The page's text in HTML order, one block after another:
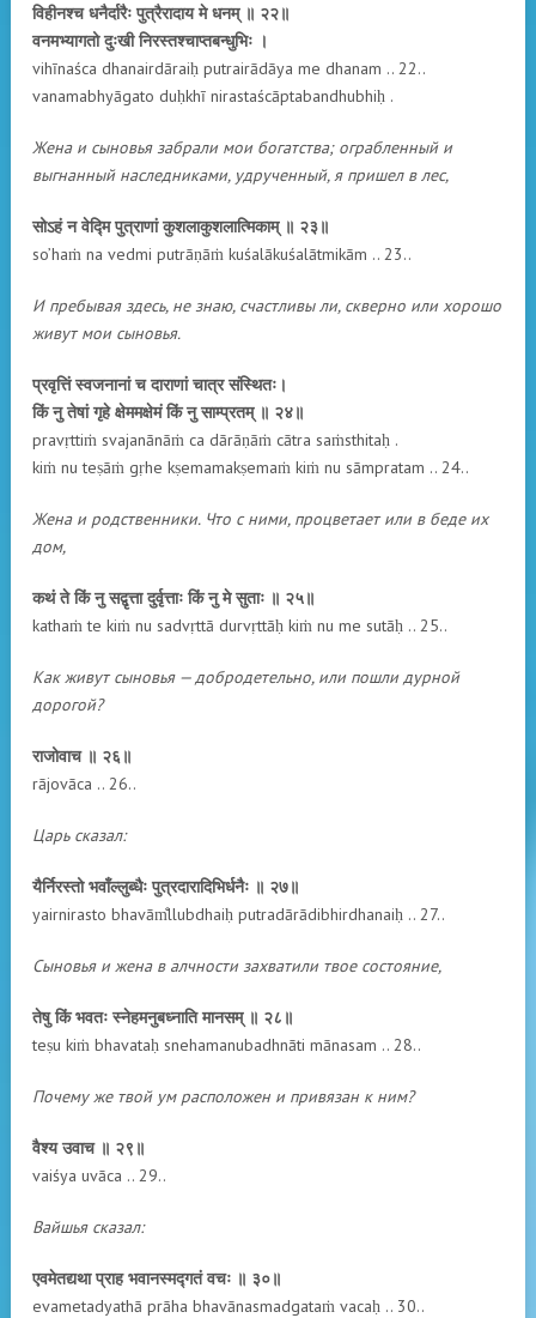
विहीनश्च धनैर्दारैः पुत्रैरादाय मे धनम् ॥ २२॥
वनमभ्यागतो दुःखी निरस्तश्चाप्तबन्धुभिः ।
vihīnaśca dhanairdāraiḥ putrairādāya me dhanam .. 22..
vanamabhyāgato duḥkhī nirastaścāptabandhubhiḥ .
Жена и сыновья забрали мои богатства; ограбленный и
выгнанный наследниками, удрученный, я пришел в лес,
सोऽहं न वेद्मि पुत्राणां कुशलाकुशलात्मिकाम् ॥ २३॥
so’haṁ na vedmi putrāṇāṁ kuśalākuśalātmikām .. 23..
И пребывая здесь, не знаю, счастливы ли, скверно или хорошо
живут мои сыновья.
प्रवृत्तिं स्वजनानां च दाराणां चात्र संस्थितः।
किं नु तेषां गृहे क्षेममक्षेमं किं नु साम्प्रतम् ॥ २४॥
pravṛttiṁ svajanānāṁ ca dārāṇāṁ cātra saṁsthitaḥ .
kiṁ nu teṣāṁ gṛhe kṣemamakṣemaṁ kiṁ nu sāmpratam .. 24..
Жена и родственники. Что с ними, процветает или в беде их
дом,
कथं ते किं नु सद्वृत्ता दुर्वृत्ताः किं नु मे सुताः ॥ २५॥
kathaṁ te kiṁ nu sadvṛttā durvṛttāḥ kiṁ nu me sutāḥ .. 25..
Как живут сыновья — добродетельно, или пошли дурной
дорогой?
राजोवाच ॥ २६॥
rājovāca .. 26..
Царь сказал:
यैर्निरस्तो भवाँल्लुब्धैः पुत्रदारादिभिर्धनैः ॥ २७॥
yairnirasto bhavām̐llubdhaiḥ putradārādibhirdhanaiḥ .. 27..
Сыновья и жена в алчности захватили твое состояние,
तेषु किं भवतः स्नेहमनुबध्नाति मानसम् ॥ २८॥
teṣu kiṁ bhavataḥ snehamanubadhnāti mānasam .. 28..
Почему же твой ум расположен и привязан к ним?
वैश्य उवाच ॥ २९॥
vaiśya uvāca .. 29..
Вайшья сказал:
एवमेतद्यथा प्राह भवानस्मद्गतं वचः ॥ ३०॥
evametadyathā prāha bhavānasmadgataṁ vacaḥ .. 30..